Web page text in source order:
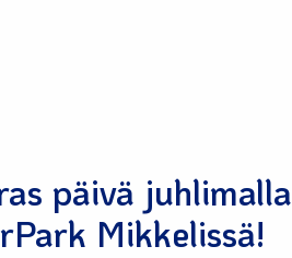
päivä juhlimalla
Mikkelissä!